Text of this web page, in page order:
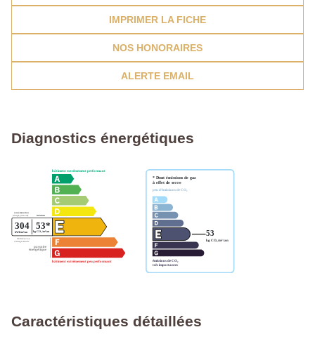
IMPRIMER LA FICHE
NOS HONORAIRES
ALERTE EMAIL
Diagnostics énergétiques
Caractéristiques détaillées